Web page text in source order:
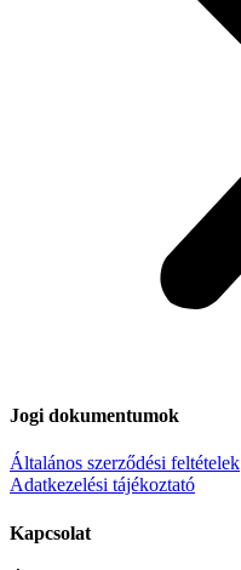
Jogi dokumentumok
Általános szerződési feltételek
Adatkezelési tájékoztató
Kapcsolat